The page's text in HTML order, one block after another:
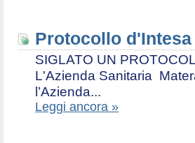
Protocollo d'Intesa
SIGLATO UN
L'Azienda Sanitaria
l’Azienda...
Leggi ancora »